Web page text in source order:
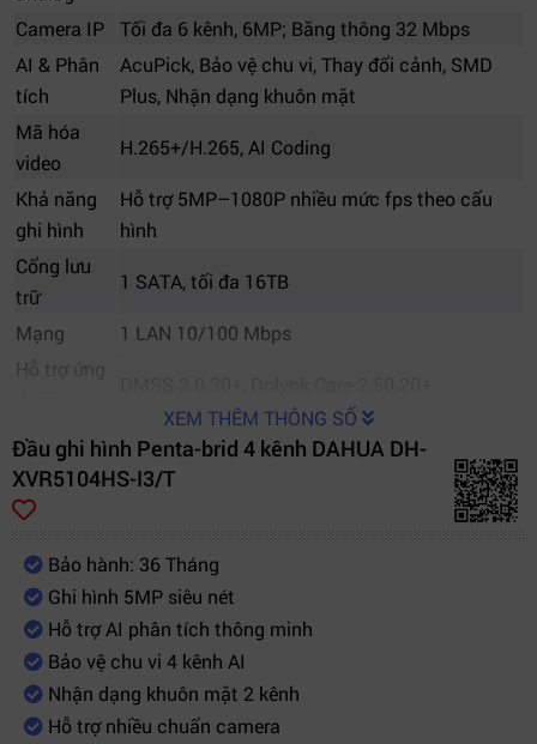
Camera IP
Tối đa 6 kênh, 6MP; Băng thông 32 Mbps
AI & Phân
tích
AcuPick, Bảo vệ chu vi, Thay đổi cảnh, SMD
Plus, Nhận dạng khuôn mặt
Mã hóa
video
H.265+/H.265, AI Coding
Khả năng
ghi hình
Hỗ trợ 5MP–1080P nhiều mức fps theo cấu
hình
Cổng lưu
trữ
1 SATA, tối đa 16TB
Mạng
1 LAN 10/100 Mbps
Hỗ trợ ứng
XEM THÊM THÔNG SỐ
Đầu ghi hình Penta-brid 4 kênh DAHUA DH-
XVR5104HS-I3/T
Bảo hành: 36 Tháng
Ghi hình 5MP siêu nét
Hỗ trợ AI phân tích thông minh
Bảo vệ chu vi 4 kênh AI
Nhận dạng khuôn mặt 2 kênh
Hỗ trợ nhiều chuẩn camera